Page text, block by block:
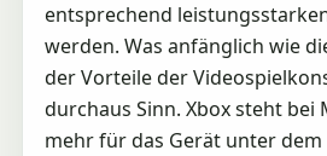
entsprechend
werden. Was anfänglich wie
der Vorteile der
durchaus Sinn. Xbox steht
mehr für das Gerät unter dem